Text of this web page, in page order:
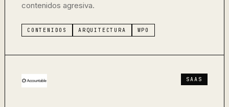
contenidos agresiva.
CONTENIDOS ARQUITECTURA WPO
SAAS